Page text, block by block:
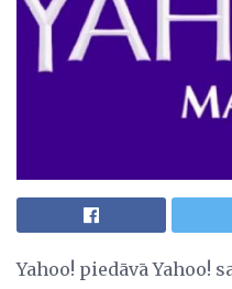
Yahoo! piedāvā Yahoo!